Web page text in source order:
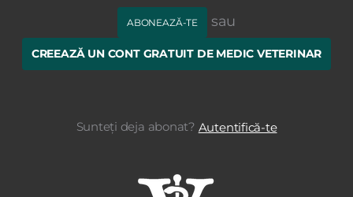
ABONEAZĂ-TE sau
CREEAZĂ UN CONT GRATUIT DE MEDIC VETERINAR
Sunteți deja abonat? Autentifică-te